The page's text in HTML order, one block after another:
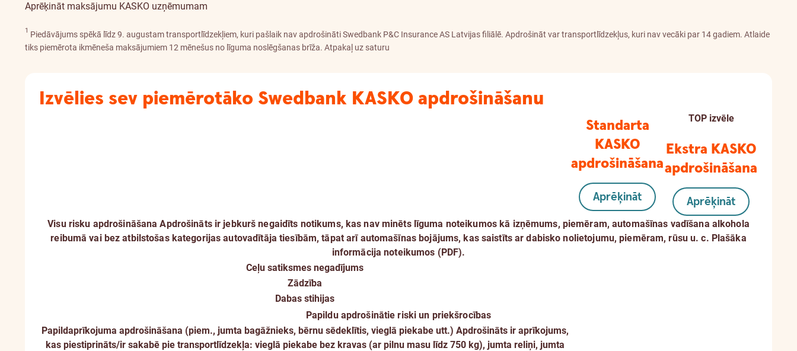
Aprēķināt maksājumu KASKO uzņēmumam
1 Piedāvājums spēkā līdz 9. augustam transportlīdzekļiem, kuri pašlaik nav apdrošināti Swedbank P&C Insurance AS Latvijas filiālē. Apdrošināt var transportlīdzekļus, kuri nav vecāki par 14 gadiem. Atlaide
tiks piemērota ikmēneša maksājumiem 12 mēnešus no līguma noslēgšanas brīža. Atpakaļ uz saturu
Izvēlies sev piemērotāko Swedbank KASKO apdrošināšanu
Standarta
KASKO
apdrošināšana
Aprēķināt
TOP izvēle
Ekstra KASKO
apdrošināšana
Aprēķināt
Visu risku apdrošināšanaApdrošināts ir jebkurš negaidīts notikums, kas nav minēts līguma noteikumos kā izņēmums, piemēram, automašīnas vadīšana alkohola
reibumā vai bez atbilstošas kategorijas autovadītāja tiesībām, tāpat arī automašīnas bojājums, kas saistīts ar dabisko nolietojumu, piemēram, rūsu u. c. Plašāka
informācija noteikumos (PDF).
Ceļu satiksmes negadījums
Zādzība
Dabas stihijas
Papildu apdrošinātie riski un priekšrocības
Papildaprīkojuma apdrošināšana (piem., jumta bagāžnieks, bērnu sēdeklītis, vieglā piekabe utt.) Apdrošināts ir aprīkojums,
kas piestiprināts/ir sakabē pie transportlīdzekļa: vieglā piekabe bez kravas (ar pilnu masu līdz 750 kg), jumta reliņi, jumta